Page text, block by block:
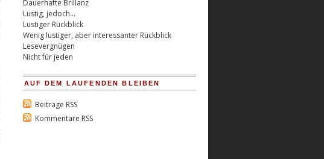
Dauerhafte Brillanz
Lustig, jedoch…
Lustiger Rückblick
Wenig lustiger, aber interessanter Rückblick
Lesevergnügen
Nicht für jeden
AUF DEM LAUFENDEN BLEIBEN
Beiträge RSS
Kommentare RSS